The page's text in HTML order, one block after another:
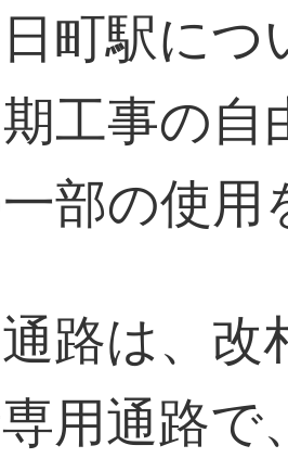
町駅につ
工事の
部の使用
路は、改
用通路